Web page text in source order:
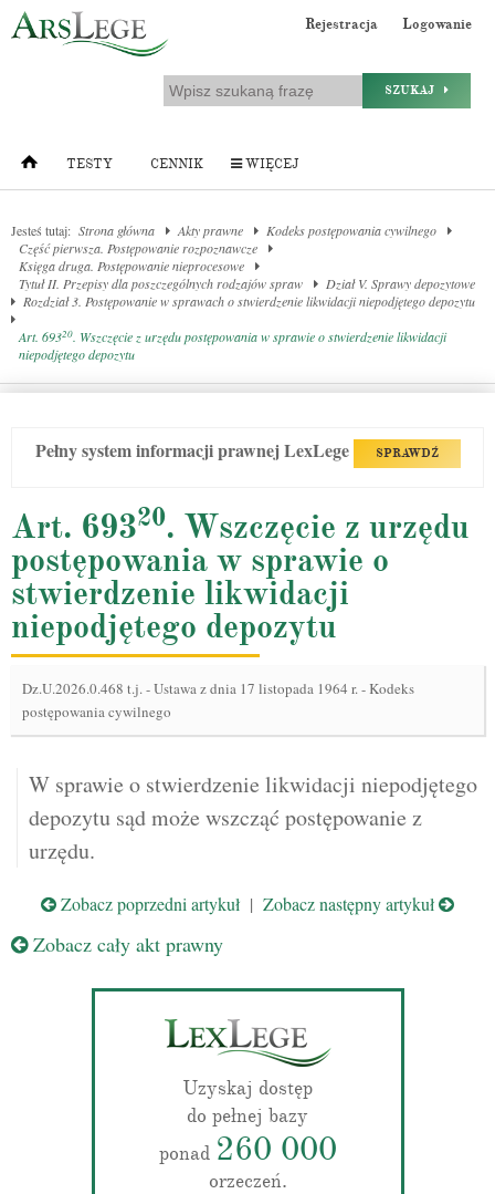
Rejestracja Logowanie
SZUKAJ
TESTY CENNIK WIĘCEJ
Jesteś tutaj: Strona główna Akty prawne
Kodeks postępowania cywilnego
Część pierwsza. Postępowanie rozpoznawcze
Księga druga. Postępowanie nieprocesowe
Tytuł II. Przepisy dla poszczególnych rodzajów spraw
Dział V. Sprawy depozytowe
Rozdział 3. Postępowanie w sprawach o stwierdzenie likwidacji niepodjętego depozytu
Art. 69320. Wszczęcie z urzędu postępowania w sprawie o stwierdzenie likwidacji
niepodjętego depozytu
Pełny system informacji prawnej LexLege SPRAWDŹ
Art. 69320. Wszczęcie z urzędu
postępowania w sprawie o
stwierdzenie likwidacji
niepodjętego depozytu
Dz.U.2026.0.468 t.j.-Ustawa z dnia 17 listopada 1964 r. - Kodeks
postępowania cywilnego
W sprawie o stwierdzenie likwidacji niepodjętego
depozytu sąd może wszcząć postępowanie z
urzędu.
Zobacz poprzedni artykuł | Zobacz następny artykuł
Zobacz cały akt prawny
Uzyskaj dostęp
do pełnej bazy
ponad 260 000
orzeczeń.